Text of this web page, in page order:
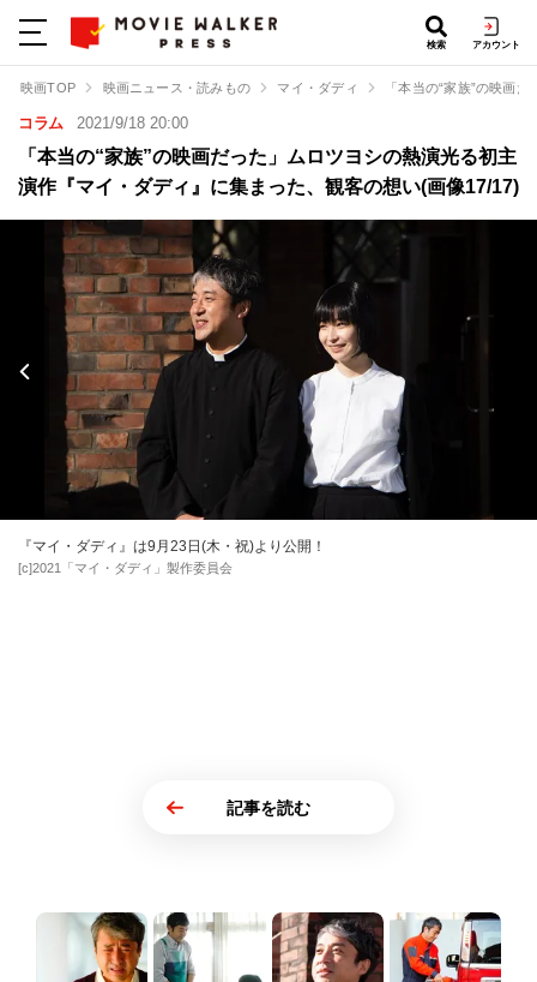
検索 アカウント
映画TOP 映画ニュース・読みもの マイ・ダディ 「本当の“家族”の映画
コラム 2021/9/18 20:00
「本当の“家族”の映画だった」ムロツヨシの熱演光る初主
演作『マイ・ダディ』に集まった、観客の想い(画像17/17)
『マイ・ダディ』は9月23日(木・祝)より公開！
[c]2021「マイ・ダディ」製作委員会
記事を読む